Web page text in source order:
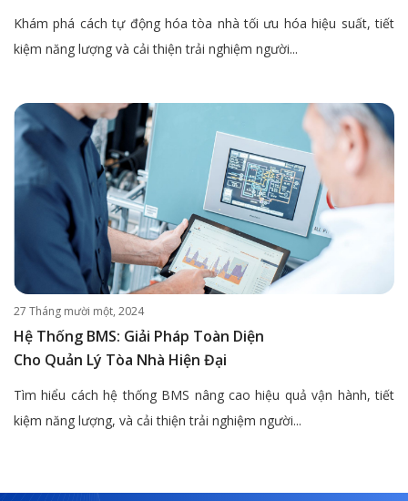
Khám phá cách tự động hóa tòa nhà tối ưu hóa hiệu suất, tiết
kiệm năng lượng và cải thiện trải nghiệm người...
27 Tháng mười một, 2024
Hệ Thống BMS: Giải Pháp Toàn Diện
Cho Quản Lý Tòa Nhà Hiện Đại
Tìm hiểu cách hệ thống BMS nâng cao hiệu quả vận hành, tiết
kiệm năng lượng, và cải thiện trải nghiệm người...